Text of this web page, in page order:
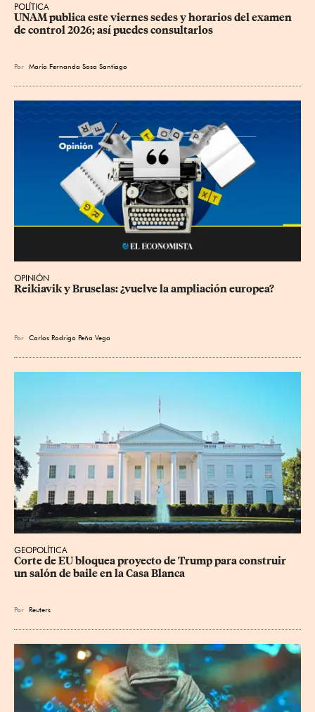
POLÍTICA
UNAM publica este viernes sedes y horarios del examen
de control 2026; así puedes consultarlos
Por María Fernanda Sosa Santiago
OPINIÓN
Reikiavik y Bruselas: ¿vuelve la ampliación europea?
Por Carlos Rodrigo Peña Vega
GEOPOLÍTICA
Corte de EU bloquea proyecto de Trump para construir
un salón de baile en la Casa Blanca
Por Reuters